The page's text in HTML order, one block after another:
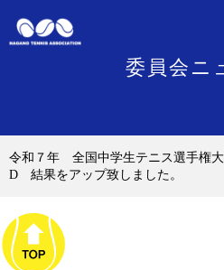
委員会ニ
令和７年 全国中学生テニス選手権
D 結果をアップ致しました。